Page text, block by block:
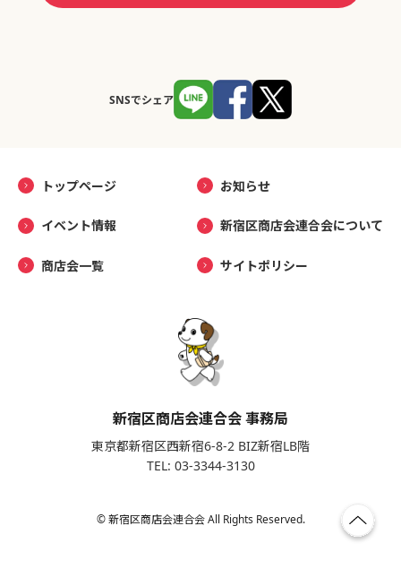
SNSでシェア
トップページ お知らせ
イベント情報 新宿区商店会連合会について
商店会一覧 サイトポリシー
新宿区商店会連合会 事務局
東京都新宿区西新宿6-8-2 BIZ新宿LB階
TEL: 03-3344-3130
© 新宿区商店会連合会 All Rights Reserved.